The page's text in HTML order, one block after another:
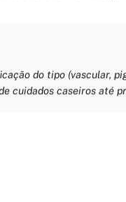
do tipo (vascular,
cuidados caseiros até